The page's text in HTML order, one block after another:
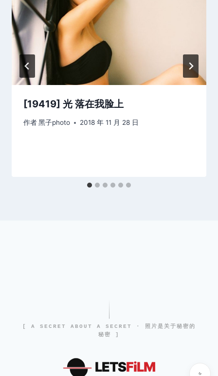
[19419] 光 落在我脸上
作者黑子photo 2018 年 11 月 28 日
[ A SECRET ABOUT A SECRET · 照片是关于秘密的
秘密 ]
LETSFiLM